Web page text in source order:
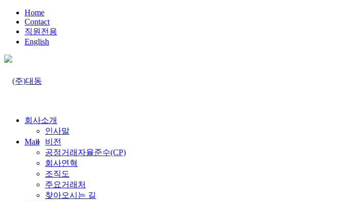
Home
Contact
직원전용
English
Mail
회사소개
인사말
비전
공정거래자율준수(CP)
회사연혁
조직도
주요거래처
찾아오시는 길